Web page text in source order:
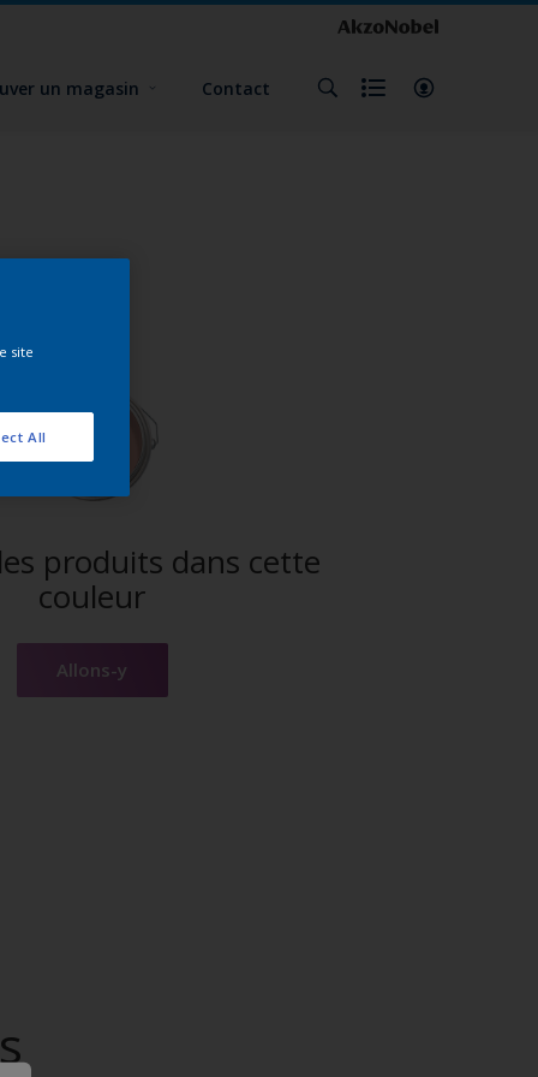
un magasin Contact
produits dans cette
couleur
Allons-y
site
All